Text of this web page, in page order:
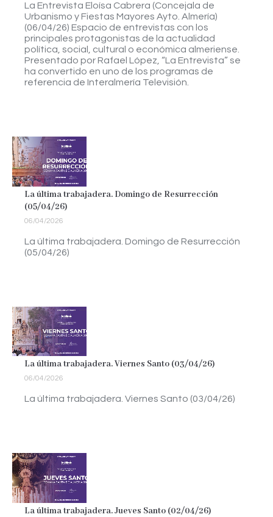
La Entrevista Eloísa Cabrera (Concejala de
Urbanismo y Fiestas Mayores Ayto. Almería)
(06/04/26) Espacio de entrevistas con los
principales protagonistas de la actualidad
política, social, cultural o económica almeriense.
Presentado por Rafael López, “La Entrevista” se
ha convertido en uno de los programas de
referencia de Interalmería Televisión.
La última trabajadera. Domingo de Resurrección
(05/04/26)
06/04/2026
La última trabajadera. Domingo de Resurrección
(05/04/26)
La última trabajadera. Viernes Santo (03/04/26)
06/04/2026
La última trabajadera. Viernes Santo (03/04/26)
La última trabajadera. Jueves Santo (02/04/26)